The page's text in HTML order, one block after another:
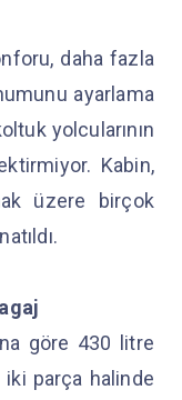
daha fazla
ayarlama
yolcularının
Kabin,
üzere birçok
göre 430 litre
iki parça halinde